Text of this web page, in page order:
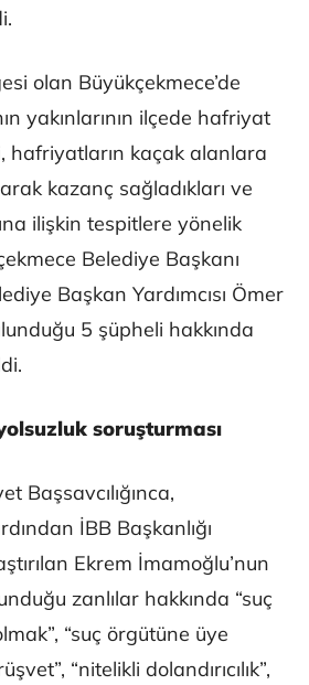
olan Büyükçekmece’de
yakınlarının ilçede hafriyat
hafriyatların kaçak alanlara
kazanç sağladıkları ve
ilişkin tespitlere yönelik
Belediye Başkanı
Başkan Yardımcısı Ömer
5 şüpheli hakkında
soruşturması
Başsavcılığınca,
İBB Başkanlığı
Ekrem İmamoğlu’nun
zanlılar hakkında “suç
“suç örgütüne üye
“nitelikli dolandırıcılık”,